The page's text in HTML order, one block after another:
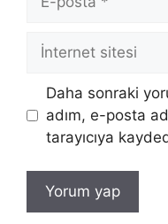
posta
İnternet
sitesi
Daha sonraki
adım, e-posta
tarayıcıya